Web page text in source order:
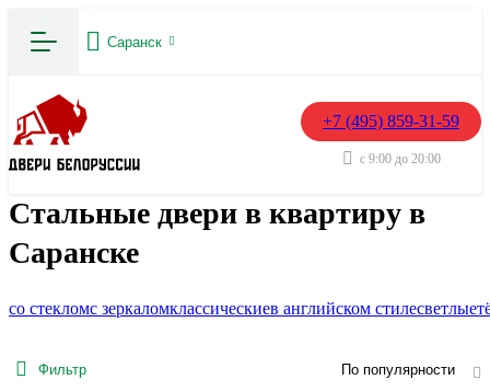
Саранск
+7 (495) 859-31-59
с 9:00 до 20:00
Стальные двери в квартиру в
Саранске
со стекломс зеркаломклассическиев английском стилесветлые
Фильтр По популярности